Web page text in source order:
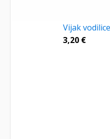
Vijak
3,20 €